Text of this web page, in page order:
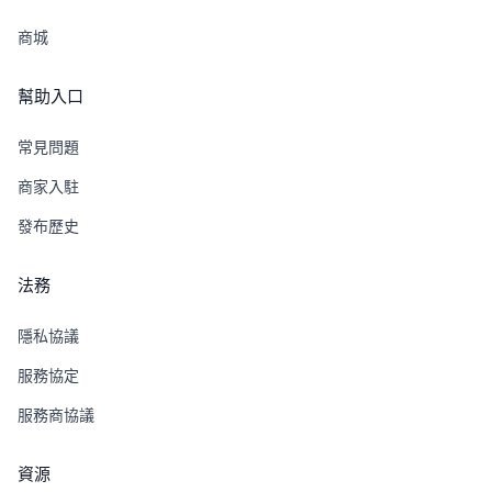
商城
幫助入口
常見問題
商家入駐
發布歷史
法務
隱私協議
服務協定
服務商協議
資源